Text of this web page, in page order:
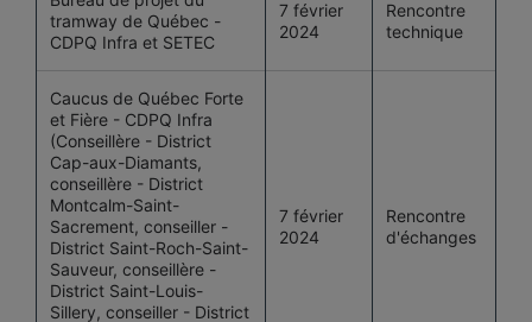
tramway de Québec -
CDPQ Infra et SETEC
7 février
2024
Rencontre
technique
Caucus de Québec Forte
et Fière - CDPQ Infra
(Conseillère - District
Cap-aux-Diamants,
conseillère - District
Montcalm-Saint-
Sacrement, conseiller -
District Saint-Roch-Saint-
Sauveur, conseillère -
District Saint-Louis-
Sillery, conseiller - District
7 février
2024
Rencontre
d'échanges